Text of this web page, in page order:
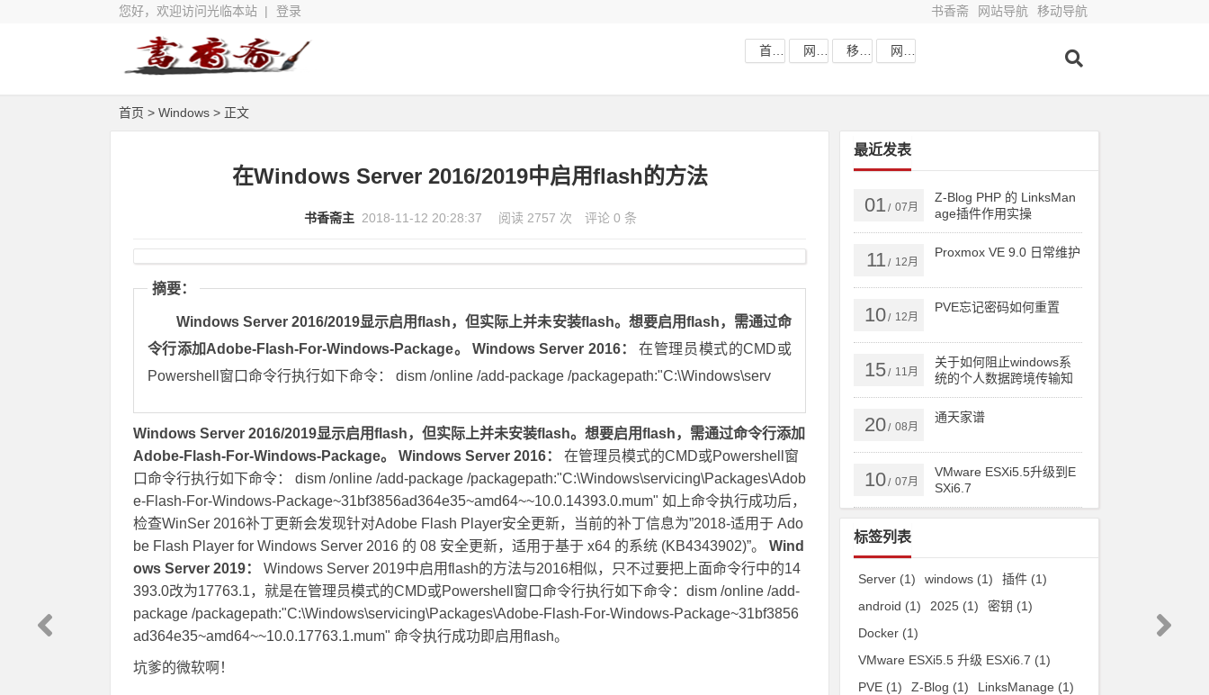
您好，欢迎访问光临本站 | 登录 书香斋 网站导航 移动导航
首页 > Windows > 正文
在Windows Server 2016/2019中启用flash的方法
书香斋主 2018-11-12 20:28:37 阅读 2757 次 评论 0 条
摘要：
Windows Server 2016/2019显示启用flash，但实际上并未安装flash。想要启用flash，需通过命
令行添加Adobe-Flash-For-Windows-Package。
Windows Server 2016：
Powershell窗口命令行执行如下命令： dism /online /add-package /packagepath:"C:\Windows\serv
Windows Server 2016/2019显示启用flash，但实际上并未安装flash。想要启用flash，需通过命令行添加
Adobe-Flash-For-Windows-Package。
Windows Server 2016：
在管理员模式的CMD或Powershell窗
口命令行执行如下命令： dism /online /add-package /packagepath:"C:\Windows\servicing\Packages\Adob
e-Flash-For-Windows-Package~31bf3856ad364e35~amd64~~10.0.14393.0.mum" 如上命令执行成功后，
检查WinSer 2016补丁更新会发现针对Adobe Flash Player安全更新，当前的补丁信息为”2018-适用于 Ado
be Flash Player for Windows Server 2016 的 08 安全更新，适用于基于 x64 的系统 (KB4343902)”。 Wind
ows Server 2019：
Windows Server 2019中启用flash的方法与2016相似，只不过要把上面命令行中的14
393.0改为17763.1，就是在管理员模式的CMD或Powershell窗口命令行执行如下命令：dism /online /add-
package /packagepath:"C:\Windows\servicing\Packages\Adobe-Flash-For-Windows-Package~31bf3856
ad364e35~amd64~~10.0.17763.1.mum" 命令执行成功即启用flash。
坑爹的微软啊！
最近发表
01 / 07月
Z-Blog PHP 的 LinksMan
age插件作用实操
11 / 12月
Proxmox VE 9.0 日常维护
10/ 12月
PVE忘记密码如何重置
15/ 11月
关于如何阻止windows系
统的个人数据跨境传输知
识分享
20/ 08月
通天家谱
10/ 07月
VMware ESXi5.5升级到E
SXi6.7
标签列表
Server (1) windows (1) 插件 (1)
android (1) 2025 (1) 密钥 (1)
Docker (1)
VMware ESXi5.5 升级 ESXi6.7 (1)
PVE (1) Z-Blog (1) LinksManage (1)